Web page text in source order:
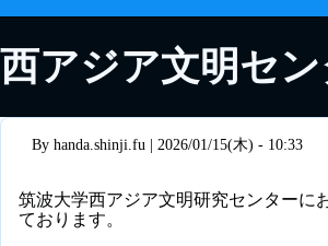
西アジア文明セ
By handa.shinji.fu | 2026/01/15(木) - 10:33
筑波大学西アジア文明研究センターに
ております。